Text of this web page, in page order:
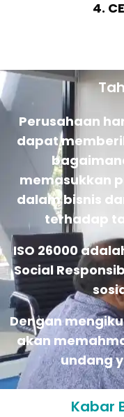
4.
Perusahaan
dapat
memasukkan
dalam bisnis
terhadap
ISO 26000
Social
Dengan
akan
undang
Kabar